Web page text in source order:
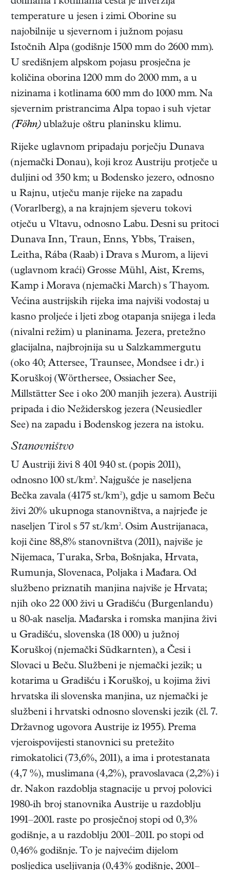
temperature u jesen i zimi. Oborine su
najobilnije u sjevernom i južnom pojasu
Istočnih Alpa (godišnje 1500 mm do 2600 mm).
U središnjem alpskom pojasu prosječna je
količina oborina 1200 mm do 2000 mm, a u
nizinama i kotlinama 600 mm do 1000 mm. Na
sjevernim pristrancima Alpa topao i suh vjetar
(Föhn)ublažuje oštru planinsku klimu.
Rijeke uglavnom pripadaju porječju Dunava
(njemački Donau), koji kroz Austriju protječe u
duljini od 350 km; u Bodensko jezero, odnosno
u Rajnu, utječu manje rijeke na zapadu
(Vorarlberg), a na krajnjem sjeveru tokovi
otječu u Vltavu, odnosno Labu. Desni su pritoci
Dunava Inn, Traun, Enns, Ybbs, Traisen,
Leitha, Rába (Raab) i Drava s Murom, a lijevi
(uglavnom kraći) Grosse Mühl, Aist, Krems,
Kamp i Morava (njemački March) s Thayom.
Većina austrijskih rijeka ima najviši vodostaj u
kasno proljeće i ljeti zbog otapanja snijega i leda
(nivalni režim) u planinama. Jezera, pretežno
glacijalna, najbrojnija su u Salzkammergutu
(oko 40; Attersee, Traunsee, Mondsee i dr.) i
Koruškoj (Wörthersee, Ossiacher See,
Millstätter See i oko 200 manjih jezera). Austriji
pripada i dio Nežiderskog jezera (Neusiedler
See) na zapadu i Bodenskog jezera na istoku.
Stanovništvo
U Austriji živi 8 401 940 st. (popis 2011),
odnosno 100 st./km². Najgušće je naseljena
Bečka zavala (4175 st./km²), gdje u samom Beču
živi 20% ukupnoga stanovništva, a najrjeđe je
naseljen Tirol s 57 st./km². Osim Austrijanaca,
koji čine 88,8% stanovništva (2011), najviše je
Nijemaca, Turaka, Srba, Bošnjaka, Hrvata,
Rumunja, Slovenaca, Poljaka i Mađara. Od
službeno priznatih manjina najviše je Hrvata;
njih oko 22 000 živi u Gradišću (Burgenlandu)
u 80-ak naselja. Mađarska i romska manjina živi
u Gradišću, slovenska (18 000) u južnoj
Koruškoj (njemački Südkarnten), a Česi i
Slovaci u Beču. Službeni je njemački jezik; u
kotarima u Gradišću i Koruškoj, u kojima živi
hrvatska ili slovenska manjina, uz njemački je
službeni i hrvatski odnosno slovenski jezik (čl. 7.
Državnog ugovora Austrije iz 1955). Prema
vjeroispovijesti stanovnici su pretežito
rimokatolici (73,6%, 2011), a ima i protestanata
(4,7 %), muslimana (4,2%), pravoslavaca (2,2%) i
dr. Nakon razdoblja stagnacije u prvoj polovici
1980-ih broj stanovnika Austrije u razdoblju
1991–2001. raste po prosječnoj stopi od 0,3%
godišnje, a u razdoblju 2001–2011. po stopi od
0,46% godišnje. To je najvećim dijelom
posljedica useljivanja (0,43% godišnje, 2001–